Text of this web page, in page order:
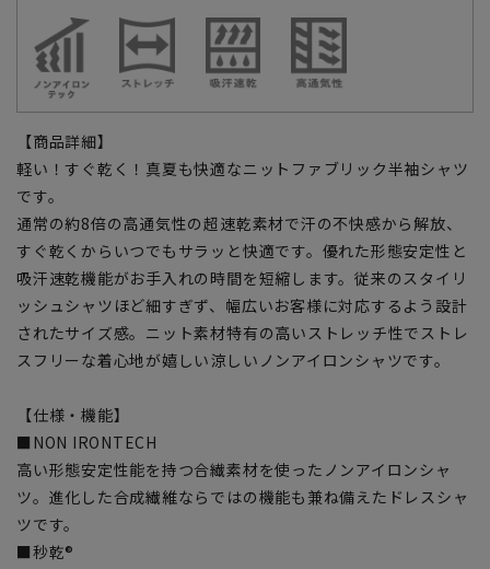
【商品詳細】
軽い！すぐ乾く！真夏も快適なニットファブリック半袖シャツ
です。
通常の約8倍の高通気性の超速乾素材で汗の不快感から解放、
すぐ乾くからいつでもサラッと快適です。優れた形態安定性と
吸汗速乾機能がお手入れの時間を短縮します。従来のスタイリ
ッシュシャツほど細すぎず、幅広いお客様に対応するよう設計
されたサイズ感。ニット素材特有の高いストレッチ性でストレ
スフリーな着心地が嬉しい涼しいノンアイロンシャツです。
【仕様・機能】
■NON IRONTECH
高い形態安定性能を持つ合繊素材を使ったノンアイロンシャ
ツ。進化した合成繊維ならではの機能も兼ね備えたドレスシャ
ツです。
■秒乾®